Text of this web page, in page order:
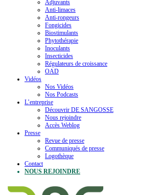
Adjuvants
Anti-limaces
Anti-rongeurs
Fongicides
Biostimulants
Phytothérapie
Inoculants
Insecticides
Régulateurs de croissance
OAD
Vidéos
Nos Vidéos
Nos Podcasts
L’entreprise
Découvrir DE SANGOSSE
Nous rejoindre
Accès Weblog
Presse
Revue de presse
Communiqués de presse
Logothèque
Contact
NOUS REJOINDRE